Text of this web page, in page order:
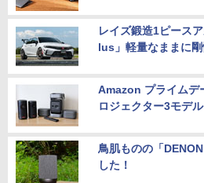
レイズ鍛造1ピース
lus」軽量なままに
Amazon プライムデ
ロジェクター3モデ
鳥肌ものの「
した！